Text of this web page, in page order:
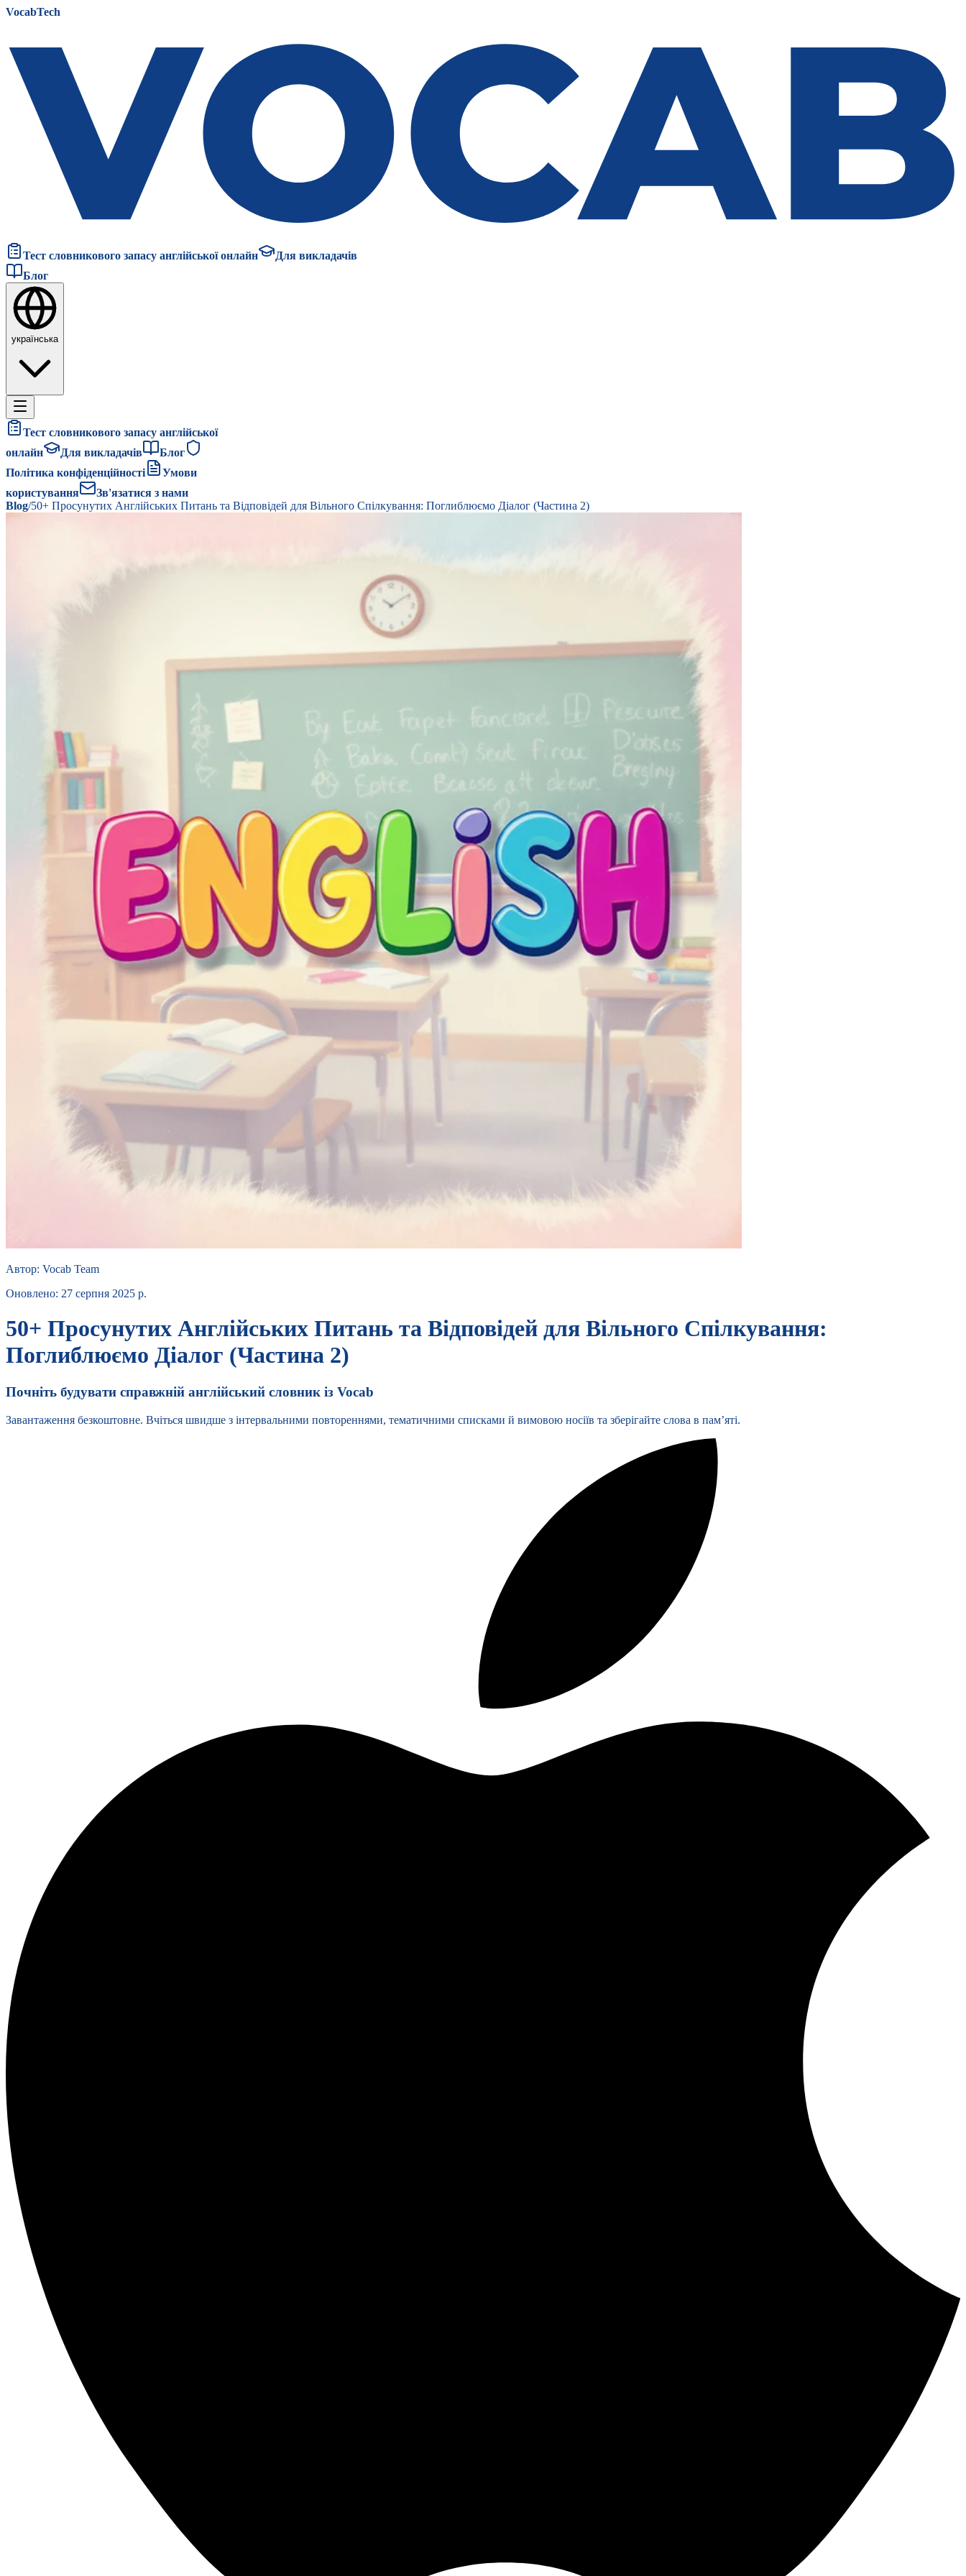
VocabTech
Тест словникового запасу англійської онлайн
Для викладачів
Блог
українська
Тест словникового запасу англійської
онлайн
Для викладачів
Блог
Політика конфіденційності
Умови
користування
Зв'язатися з нами
Blog/50+ Просунутих Англійських Питань та Відповідей для Вільного Спілкування: Поглиблюємо Діалог (Частина 2)
Автор: Vocab Team
Оновлено: 27 серпня 2025 р.
50+ Просунутих Англійських Питань та Відповідей для Вільного Спілкування:
Поглиблюємо Діалог (Частина 2)
Почніть будувати справжній англійський словник із Vocab
Завантаження безкоштовне. Вчіться швидше з інтервальними повтореннями, тематичними списками й вимовою носіїв та зберігайте слова в пам’яті.